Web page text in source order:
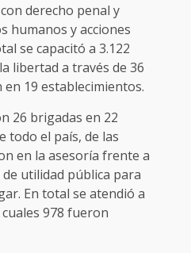
derecho penal y
humanos y acciones
se capacitó a 3.122
libertad a través de 36
19 establecimientos.
26 brigadas en 22
todo el país, de las
en la asesoría frente a
utilidad pública para
En total se atendió a
978 fueron